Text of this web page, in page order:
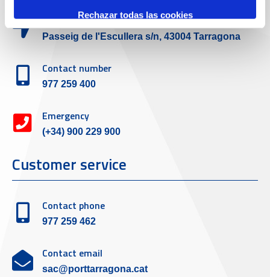
Rechazar todas las cookies
Adreça
Passeig de l'Escullera s/n, 43004 Tarragona
Contact number
977 259 400
Emergency
(+34) 900 229 900
Customer service
Contact phone
977 259 462
Contact email
sac@porttarragona.cat